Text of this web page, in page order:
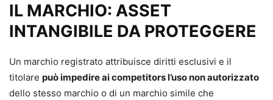
IL MARCHIO: ASSET
INTANGIBILE DA PROTEGGERE
Un marchio registrato attribuisce diritti esclusivi e il
titolare può impedire ai competitors l’uso non autorizzato
dello stesso marchio o di un marchio simile che